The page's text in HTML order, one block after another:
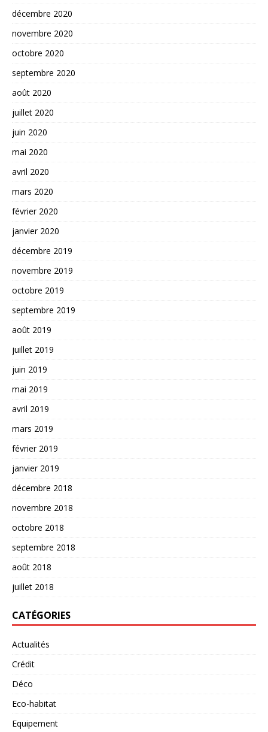
décembre 2020
novembre 2020
octobre 2020
septembre 2020
août 2020
juillet 2020
juin 2020
mai 2020
avril 2020
mars 2020
février 2020
janvier 2020
décembre 2019
novembre 2019
octobre 2019
septembre 2019
août 2019
juillet 2019
juin 2019
mai 2019
avril 2019
mars 2019
février 2019
janvier 2019
décembre 2018
novembre 2018
octobre 2018
septembre 2018
août 2018
juillet 2018
CATÉGORIES
Actualités
Crédit
Déco
Eco-habitat
Equipement